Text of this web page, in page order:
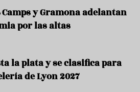
y Gramona adelantan
por las altas
la plata y se clasifica para
de Lyon 2027